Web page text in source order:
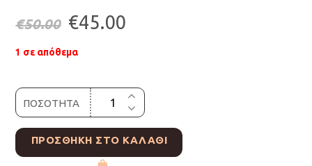
€50.00 Original
price
was:
€50.00.
€45.00
τιμή
είναι:
€45.00.
1 σε απόθεμα
ΠΟΣΟΤΗΤΑ
ΠΡΟΣΘΉΚΗ ΣΤΟ ΚΑΛΆΘΙ